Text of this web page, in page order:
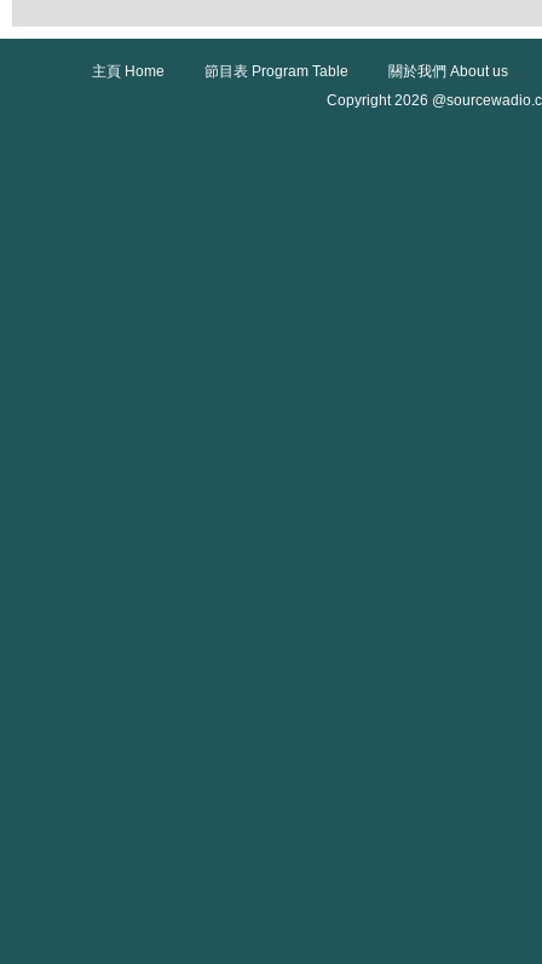
主頁 Home 節目表 Program Table
關於我們 About us
Copyright 2026